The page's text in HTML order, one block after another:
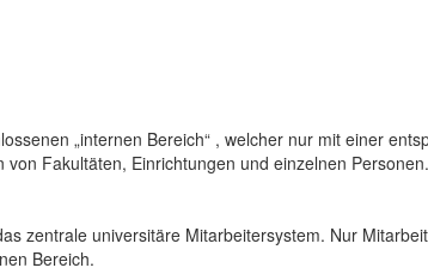
„internen Bereich“ , welcher nur mit einer
Fakultäten, Einrichtungen und einzelnen
zentrale universitäre Mitarbeitersystem. Nur
Bereich.